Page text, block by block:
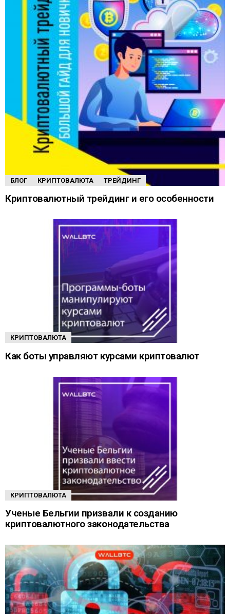
БЛОГ КРИПТОВАЛЮТА ТРЕЙДИНГ
Криптовалютный трейдинг и его особенности
КРИПТОВАЛЮТА
Как боты управляют курсами криптовалют
КРИПТОВАЛЮТА
Ученые Бельгии призвали к созданию
криптовалютного законодательства